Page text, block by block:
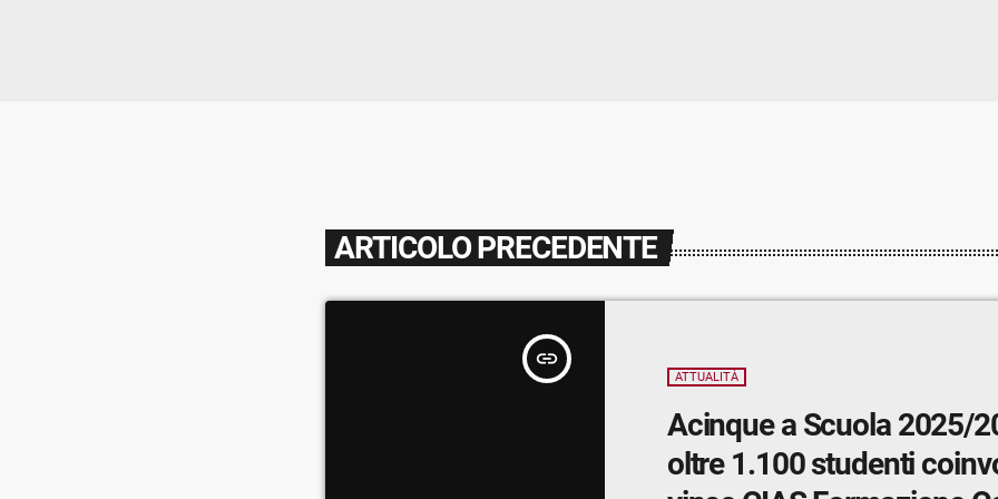
ARTICOLO PRECEDENTE
insert_link
ATTUALITÀ
Acinque a Scuola 2025/
oltre 1.100 studenti